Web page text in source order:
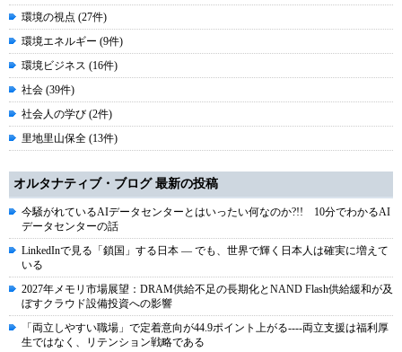
環境の視点 (27件)
環境エネルギー (9件)
環境ビジネス (16件)
社会 (39件)
社会人の学び (2件)
里地里山保全 (13件)
オルタナティブ・ブログ 最新の投稿
今騒がれているAIデータセンターとはいったい何なのか?!! 10分でわかるAI
データセンターの話
LinkedInで見る「鎖国」する日本 ― でも、世界で輝く日本人は確実に増えて
いる
2027年メモリ市場展望：DRAM供給不足の長期化とNAND Flash供給緩和が及
ぼすクラウド設備投資への影響
「両立しやすい職場」で定着意向が44.9ポイント上がる----両立支援は福利厚
生ではなく、リテンション戦略である